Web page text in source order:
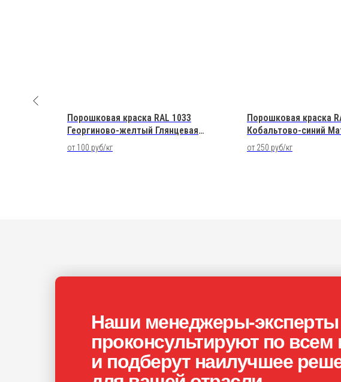
Порошковая краска RAL 1033
Георгиново-желтый Глянцевая
Полиэфирная
от 100 руб/кг
Порошковая краска
Кобальтово-синий
Полиэфирная
от 250 руб/кг
Наши менеджеры-эксперты
проконсультируют по
и подберут наилучшее